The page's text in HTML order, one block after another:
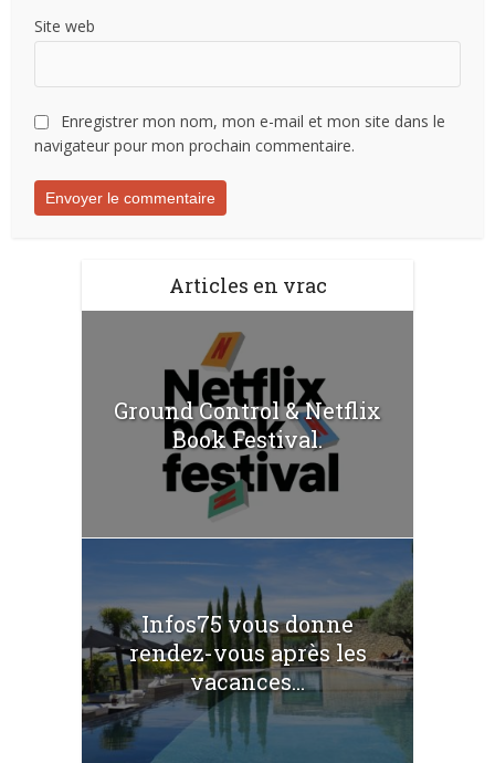
Site web
Enregistrer mon nom, mon e-mail et mon site dans le
navigateur pour mon prochain commentaire.
Articles en vrac
Ground Control & Netflix
Book Festival.
Infos75 vous donne
rendez-vous après les
vacances...